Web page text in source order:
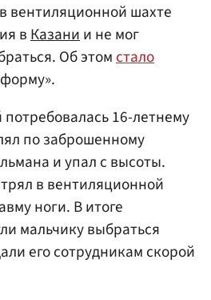
вентиляционной шахте
вКазании не мог
Об этомстало
16-летнему
по заброшенному
и упал с высоты.
в вентиляционной
ноги. В итоге
мальчику выбраться
его сотрудникам скорой